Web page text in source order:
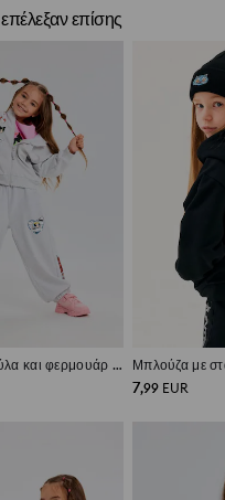
επίσης
Φόρμα με κουκούλα και φερμουάρ Hello Kitty and Friends x Powerpuff Girls
7,99 EUR